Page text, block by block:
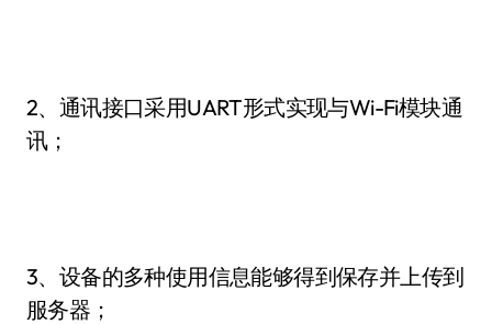
2、通讯接口采用UART形式实现与Wi-Fi模块通
讯；
3、设备的多种使用信息能够得到保存并上传到
服务器；